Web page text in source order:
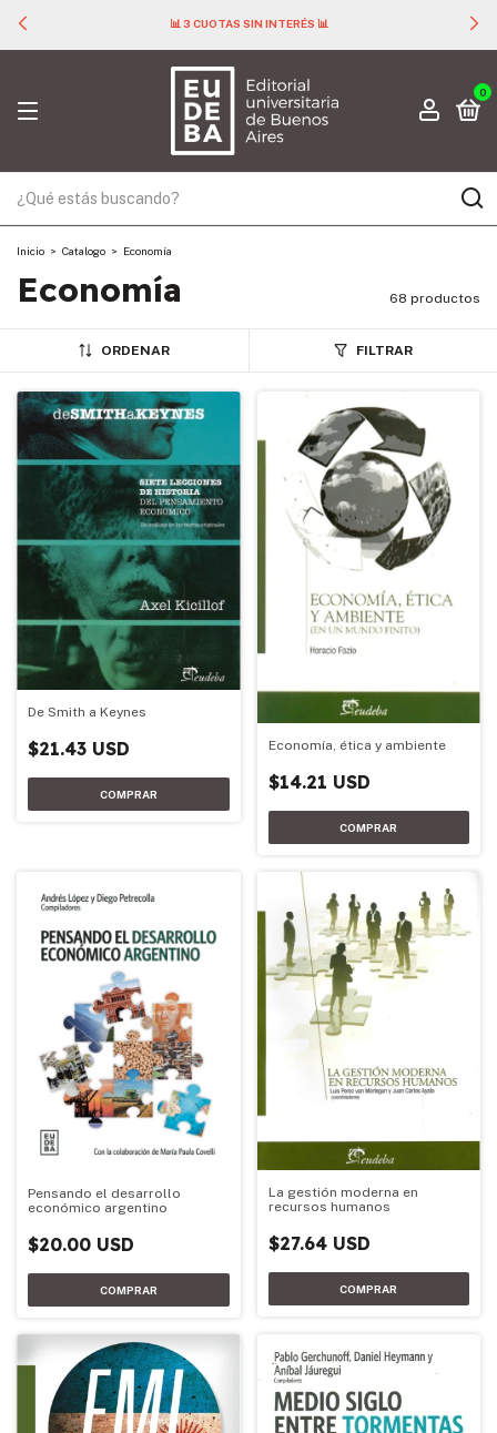
📊 3 CUOTAS SIN INTERÉS 📊
0
Inicio > Catalogo > Economía
Economía 68 productos
ORDENAR FILTRAR
De Smith a Keynes
$21.43 USD Economía, ética y ambiente
$14.21 USD
Pensando el desarrollo
económico argentino
$20.00 USD
La gestión moderna en
recursos humanos
$27.64 USD